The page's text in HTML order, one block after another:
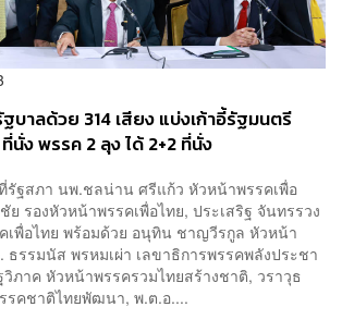
บาลด้วย 314 เสียง แบ่งเก้าอี้รัฐมนตรี
นั่ง พรรค 2 ลุง ได้ 2+2 ที่นั่ง
รัฐสภา นพ.ชลน่าน ศรีแก้ว หัวหน้าพรรคเพื่อ
ย รองหัวหน้าพรรคเพื่อไทย, ประเสริฐ จันทรรวง
เพื่อไทย พร้อมด้วย อนุทิน ชาญวีรกูล หัวหน้า
ธรรมนัส พรหมเผ่า เลขาธิการพรรคพลังประชา
ภาค หัวหน้าพรรครวมไทยสร้างชาติ, วราวุธ
รคชาติไทยพัฒนา, พ.ต.อ....